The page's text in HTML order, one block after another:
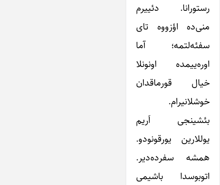
رستورانا. دئییرم
منی‌ده اؤزووه تای
سفئه‌لتمه؛ آما
اوره‌ییمده اونونلا
خیال قورماقدان
خوشلانیرام.
بئشینجی اَریم
یوللارین یورقونودو.
همشه سفرده‌دیر.
اتوبوسدا باشیمی‌